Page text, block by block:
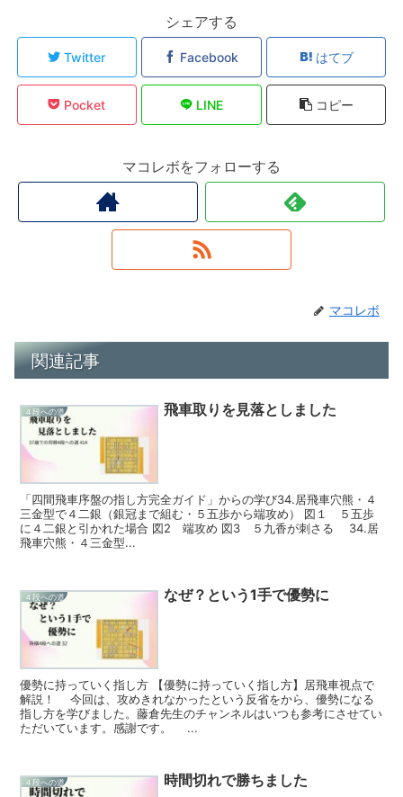
シェアする
Twitter Facebook はてブ
Pocket LINE コピー
マコレボをフォローする
マコレボ
関連記事
４段への道 飛車取りを見落としました
「四間飛車序盤の指し方完全ガイド」からの学び34.居飛車穴熊・４
三金型で４二銀（銀冠まで組む・５五歩から端攻め） 図１ ５五歩
に４二銀と引かれた場合 図2 端攻め 図3 ５九香が刺さる 34.居
飛車穴熊・４三金型...
４段への道 なぜ？という1手で優勢に
優勢に持っていく指し方 【優勢に持っていく指し方】居飛車視点で
解説！ 今回は、攻めきれなかったという反省をから、優勢になる
指し方を学びました。藤倉先生のチャンネルはいつも参考にさせてい
ただいています。感謝です。 ...
４段への道 時間切れで勝ちました